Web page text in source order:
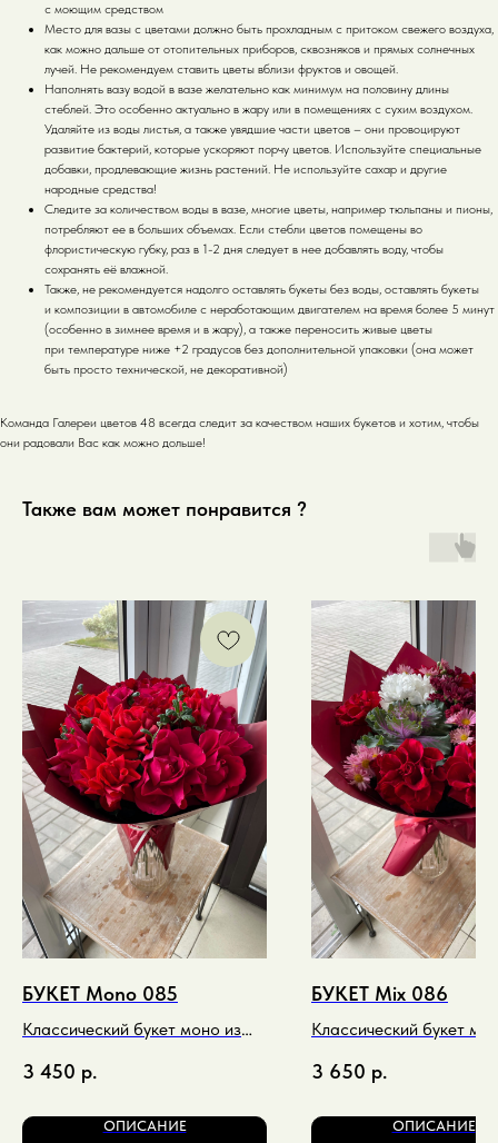
с моющим средством
Место для вазы с цветами должно быть прохладным с притоком свежего воздуха,
как можно дальше от отопительных приборов, сквозняков и прямых солнечных
лучей. Не рекомендуем ставить цветы вблизи фруктов и овощей.
Наполнять вазу водой в вазе желательно как минимум на половину длины
стеблей. Это особенно актуально в жару или в помещениях с сухим воздухом.
Удаляйте из воды листья, а также увядшие части цветов – они провоцируют
развитие бактерий, которые ускоряют порчу цветов. Используйте специальные
добавки, продлевающие жизнь растений. Не используйте сахар и другие
народные средства!
Следите за количеством воды в вазе, многие цветы, например тюльпаны и пионы,
потребляют ее в больших объемах. Если стебли цветов помещены во
флористическую губку, раз в 1-2 дня следует в нее добавлять воду, чтобы
сохранять её влажной.
Также, не рекомендуется надолго оставлять букеты без воды, оставлять букеты
и композиции в автомобиле с неработающим двигателем на время более 5 минут
(особенно в зимнее время и в жару), а также переносить живые цветы
при температуре ниже +2 градусов без дополнительной упаковки (она может
быть просто технической, не декоративной)
Команда Галереи цветов 48 всегда следит за качеством наших букетов и хотим, чтобы
они радовали Вас как можно дольше!
Также вам может понравится ?
БУКЕТ Mono 085
Классический букет моно из
тонах
3 450 р.
ОПИСАНИЕ
БУКЕТ Mix 086
Классический букет
тоне
3 650 р.
ОПИСАНИЕ